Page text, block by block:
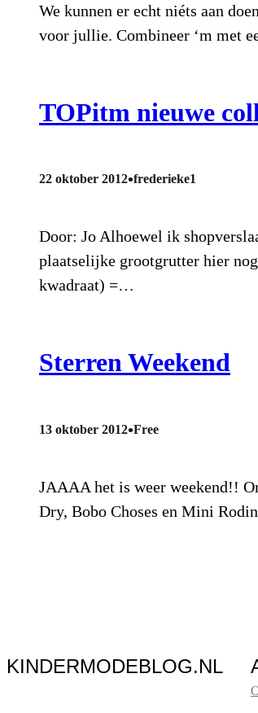
We kunnen er echt niéts aan
voor jullie. Combineer ‘m met
TOPitm nieuwe
22 oktober 2012•frederieke1
Door: Jo Alhoewel ik
plaatselijke grootgrutter hier
kwadraat) =…
Sterren Weekend
13 oktober 2012•Free
JAAAA het is weer weekend!!
Dry, Bobo Choses en Mini
KINDERMODEBLOG.NL